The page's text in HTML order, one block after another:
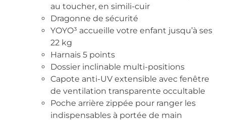
au toucher, en simili-cuir
Dragonne de sécurité
YOYO³ accueille votre enfant jusqu’à ses
22 kg
Harnais 5 points
Dossier inclinable multi-positions
Capote anti-UV extensible avec fenêtre
de ventilation transparente occultable
Poche arrière zippée pour ranger les
indispensables à portée de main